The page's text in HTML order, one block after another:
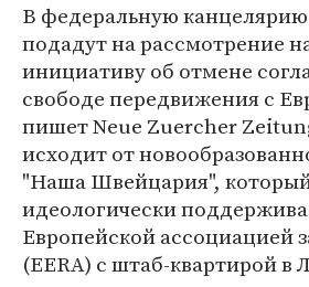
В федеральную
подадут на рассмотрение
инициативу об отмене
свободе передвижения с
пишет Neue Zuercher
исходит от
"Наша Швейцария",
идеологически
Европейской ассоциацией
(EERA) с штаб-квартирой в